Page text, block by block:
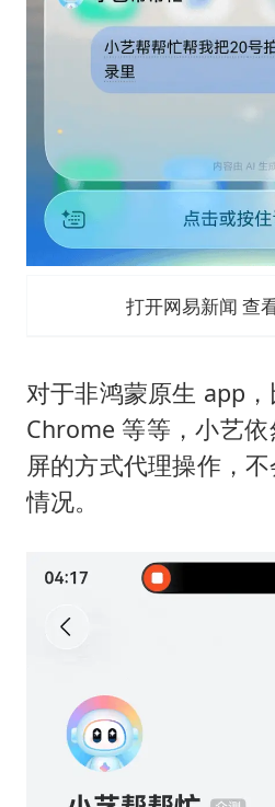
打开网易新闻 查
对于非鸿蒙原生 app，
Chrome 等等，小艺
屏的方式代理操作，
情况。